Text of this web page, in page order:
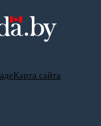
Карта сайта